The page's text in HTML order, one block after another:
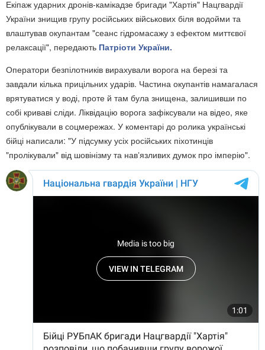
Екіпаж ударних дронів-камікадзе бригади "Хартія" Нацгвардії
України знищив групу російських військових біля водойми та
влаштував окупантам "сеанс гідромасажу з ефектом миттєвої
релаксації", передають Патріоти України.
Оператори безпілотників вирахували ворога на березі та
завдали кілька прицільних ударів. Частина окупантів намагалася
врятуватися у воді, проте й там була знищена, залишивши по
собі криваві сліди. Ліквідацію ворога зафіксували на відео, яке
опублікували в соцмережах. У коментарі до ролика українські
бійці написали: "У підсумку усіх російських піхотинців
"пролікували" від шовінізму та навʼязливих думок про імперію".